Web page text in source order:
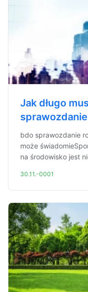
Jak długo
sprawozdanie
bdo sprawozdanie
może
na środowisko jest
30.11.-0001